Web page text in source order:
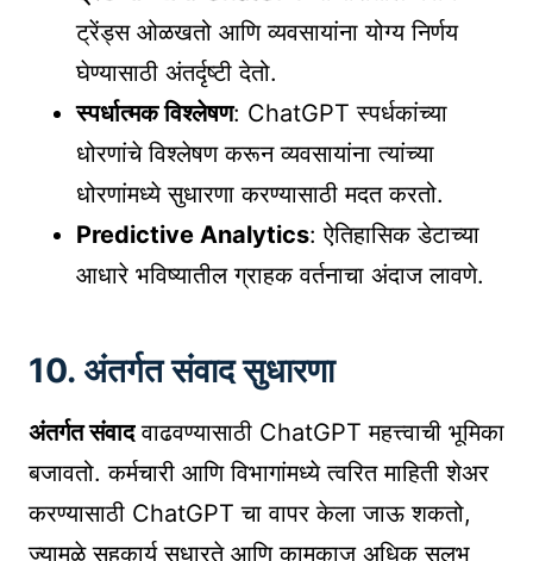
ट्रेंड्स ओळखतो आणि व्यवसायांना योग्य निर्णय
घेण्यासाठी अंतर्दृष्टी देतो.
स्पर्धात्मक विश्लेषण: ChatGPT स्पर्धकांच्या
धोरणांचे विश्लेषण करून व्यवसायांना त्यांच्या
धोरणांमध्ये सुधारणा करण्यासाठी मदत करतो.
Predictive Analytics: ऐतिहासिक डेटाच्या
आधारे भविष्यातील ग्राहक वर्तनाचा अंदाज लावणे.
10. अंतर्गत संवाद सुधारणा
अंतर्गत संवादवाढवण्यासाठी ChatGPT महत्त्वाची भूमिका
बजावतो. कर्मचारी आणि विभागांमध्ये त्वरित माहिती शेअर
करण्यासाठी ChatGPT चा वापर केला जाऊ शकतो,
ज्यामुळे सहकार्य सुधारते आणि कामकाज अधिक सुलभ